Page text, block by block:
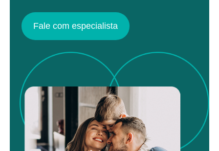
Fale com especialista